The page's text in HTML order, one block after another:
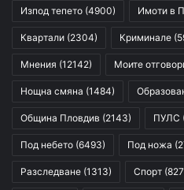
Изпод тепето (4900) Имоти в
Квартали (2304) Криминале
Мнения (12142) Моите
Нощна смяна (1484)
Община Пловдив (2143) ПУЛС
Под небето (6493) Под ножа
Разследване (1313) Спорт